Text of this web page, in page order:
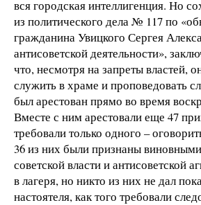
вся городская интеллигенция. Но
из политического дела № 117 по
гражданина Увицкого Сергея
антисоветской деятельности»,
что, несмотря на запреты властей,
служить в храме и проповедовать
был арестован прямо во время
Вместе с ним арестовали еще 47
требовали только одного –
36 из них были признаны
советской власти и антисоветской
в лагеря, но никто из них не дал
настоятеля, как того требовали